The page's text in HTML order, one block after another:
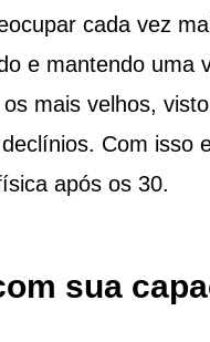
cada vez
e mantendo uma
mais velhos,
Com isso
após os 30.
sua